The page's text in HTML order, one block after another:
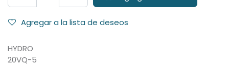
Agregar a la lista de deseos
HYDRO
20VQ-5